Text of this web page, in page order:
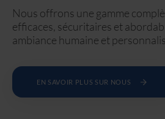
Nous offrons une gamme
efficaces, sécuritaires et
ambiance humaine et
EN SAVOIR PLUS SUR NOUS